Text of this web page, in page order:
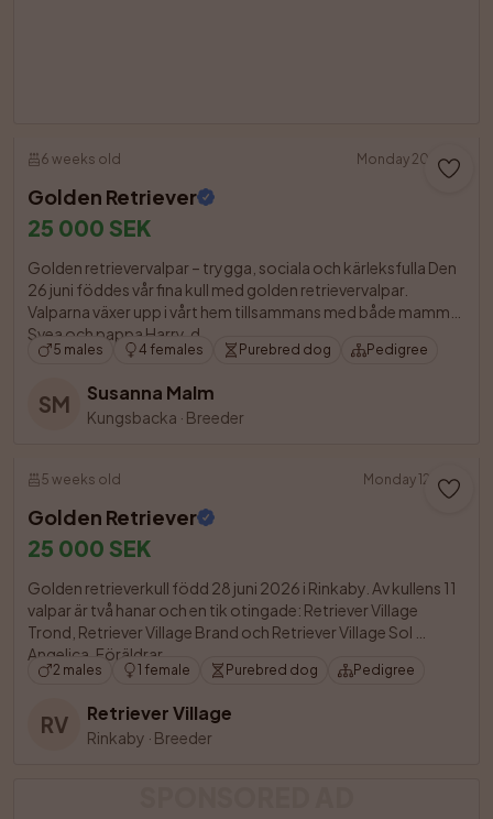
6 weeks old Monday 20:00
Golden Retriever
25 000 SEK
Golden retrievervalpar – trygga, sociala och kärleksfulla Den
26 juni föddes vår fina kull med golden retrievervalpar.
Valparna växer upp i vårt hem tillsammans med både mamma
Svea och pappa Harry, d
5 males 4 females Purebred dog Pedigree
SM Susanna Malm
Kungsbacka · Breeder
5 weeks old Monday 12:06
Golden Retriever
25 000 SEK
Golden retrieverkull född 28 juni 2026 i Rinkaby. Av kullens 11
valpar är två hanar och en tik otingade: Retriever Village
Trond, Retriever Village Brand och Retriever Village Sol
Angelica. Föräldrar
2 males 1 female Purebred dog Pedigree
RV Retriever Village
Rinkaby · Breeder